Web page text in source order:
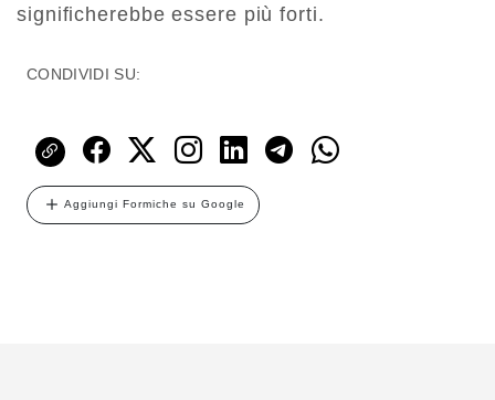
significherebbe essere più forti.
CONDIVIDI SU:
Aggiungi Formiche su Google